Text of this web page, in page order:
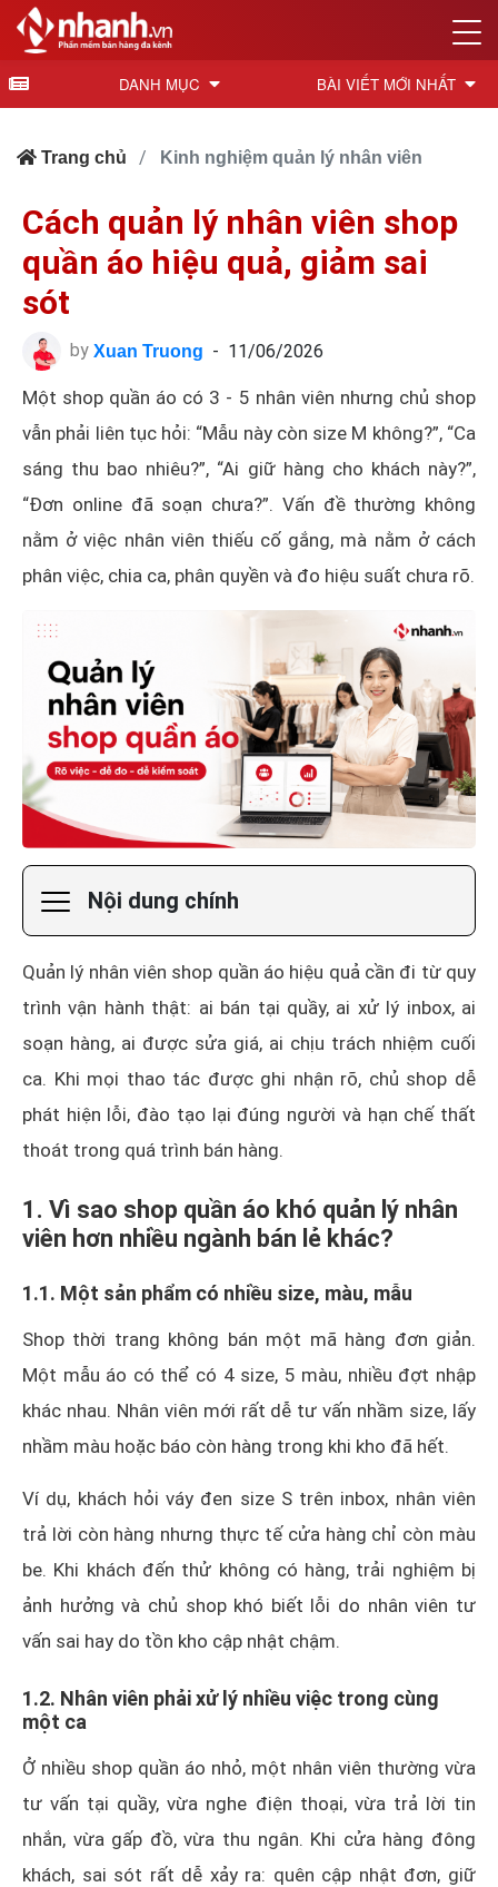
DANH MỤC BÀI VIẾT MỚI NHẤT
Trang chủ Kinh nghiệm quản lý nhân viên
Cách quản lý nhân viên shop
quần áo hiệu quả, giảm sai
sót
by Xuan Truong - 11/06/2026
Một shop quần áo có 3 - 5 nhân viên nhưng chủ shop
vẫn phải liên tục hỏi: “Mẫu này còn size M không?”, “Ca
sáng thu bao nhiêu?”, “Ai giữ hàng cho khách này?”,
“Đơn online đã soạn chưa?”. Vấn đề thường không
nằm ở việc nhân viên thiếu cố gắng, mà nằm ở cách
phân việc, chia ca, phân quyền và đo hiệu suất chưa rõ.
Nội dung chính
Quản lý nhân viên shop quần áo hiệu quả cần đi từ quy
trình vận hành thật: ai bán tại quầy, ai xử lý inbox, ai
soạn hàng, ai được sửa giá, ai chịu trách nhiệm cuối
ca. Khi mọi thao tác được ghi nhận rõ, chủ shop dễ
phát hiện lỗi, đào tạo lại đúng người và hạn chế thất
thoát trong quá trình bán hàng.
1. Vì sao shop quần áo khó quản lý nhân
viên hơn nhiều ngành bán lẻ khác?
1.1. Một sản phẩm có nhiều size, màu, mẫu
Shop thời trang không bán một mã hàng đơn giản.
Một mẫu áo có thể có 4 size, 5 màu, nhiều đợt nhập
khác nhau. Nhân viên mới rất dễ tư vấn nhầm size, lấy
nhầm màu hoặc báo còn hàng trong khi kho đã hết.
Ví dụ, khách hỏi váy đen size S trên inbox, nhân viên
trả lời còn hàng nhưng thực tế cửa hàng chỉ còn màu
be. Khi khách đến thử không có hàng, trải nghiệm bị
ảnh hưởng và chủ shop khó biết lỗi do nhân viên tư
vấn sai hay do tồn kho cập nhật chậm.
1.2. Nhân viên phải xử lý nhiều việc trong cùng
một ca
Ở nhiều shop quần áo nhỏ, một nhân viên thường vừa
tư vấn tại quầy, vừa nghe điện thoại, vừa trả lời tin
nhắn, vừa gấp đồ, vừa thu ngân. Khi cửa hàng đông
khách, sai sót rất dễ xảy ra: quên cập nhật đơn, giữ